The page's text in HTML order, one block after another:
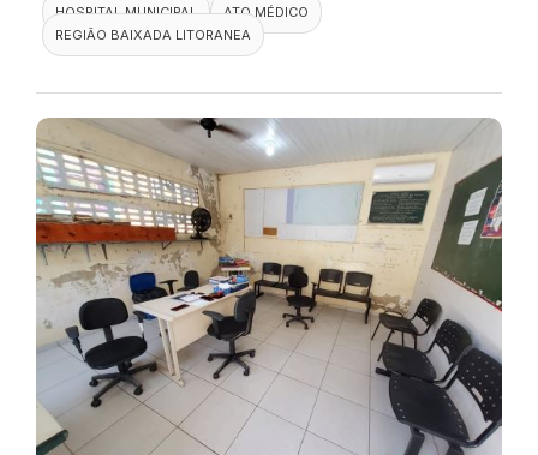
HOSPITAL MUNICIPAL
ATO MÉDICO
REGIÃO BAIXADA LITORANEA